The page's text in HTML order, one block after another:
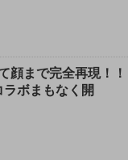
顔まで完全再現！！
ボまもなく開